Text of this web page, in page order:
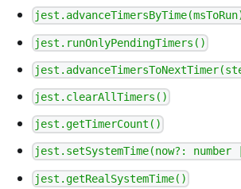
jest.runOnlyPendingTimers()
jest.clearAllTimers()
jest.getTimerCount()
jest.setSystemTime(now?: number
jest.getRealSystemTime()